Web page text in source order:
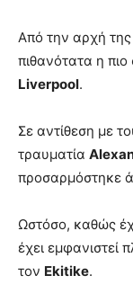
Από την αρχή
πιθανότατα η
Liverpool.
Σε αντίθεση με
τραυματία
προσαρμόστηκε
Ωστόσο, καθώς
έχει εμφανιστεί
τον Ekitike.